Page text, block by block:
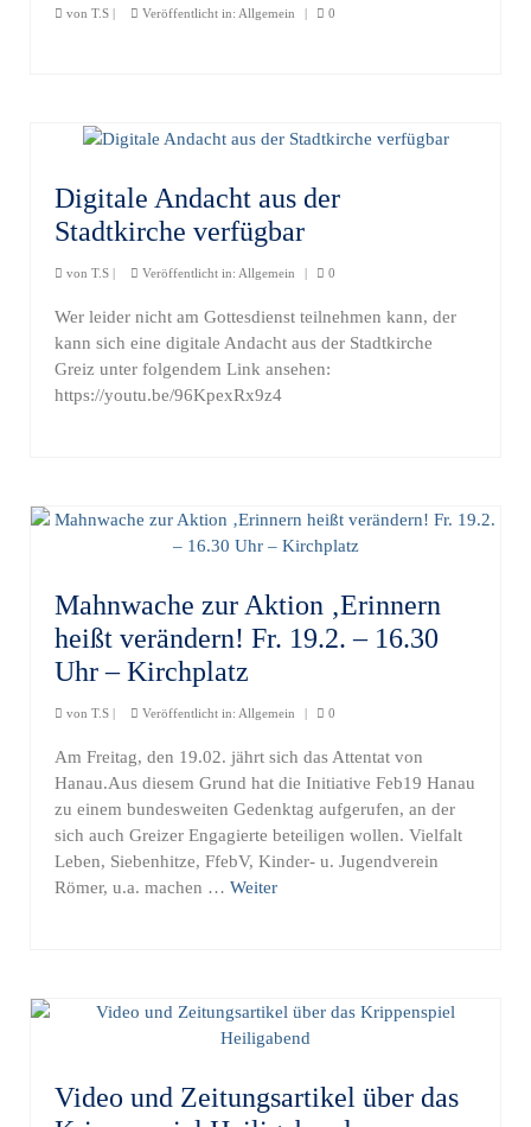
von T.S | Veröffentlicht in: Allgemein | 0
Digitale Andacht aus der
Stadtkirche verfügbar
von T.S | Veröffentlicht in: Allgemein | 0
Wer leider nicht am Gottesdienst teilnehmen kann, der
kann sich eine digitale Andacht aus der Stadtkirche
Greiz unter folgendem Link ansehen:
https://youtu.be/96KpexRx9z4
Mahnwache zur Aktion ‚Erinnern
heißt verändern! Fr. 19.2. – 16.30
Uhr – Kirchplatz
von T.S | Veröffentlicht in: Allgemein | 0
Am Freitag, den 19.02. jährt sich das Attentat von
Hanau.Aus diesem Grund hat die Initiative Feb19 Hanau
zu einem bundesweiten Gedenktag aufgerufen, an der
sich auch Greizer Engagierte beteiligen wollen. Vielfalt
Leben, Siebenhitze, FfebV, Kinder- u. Jugendverein
Römer, u.a. machen … Weiter
Video und Zeitungsartikel über das